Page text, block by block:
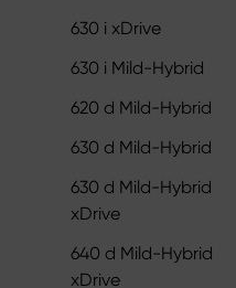
630 i xDrive
630 i Mild-Hybrid
620 d Mild-Hybrid
630 d Mild-Hybrid
630 d Mild-Hybrid
xDrive
640 d Mild-Hybrid
xDrive